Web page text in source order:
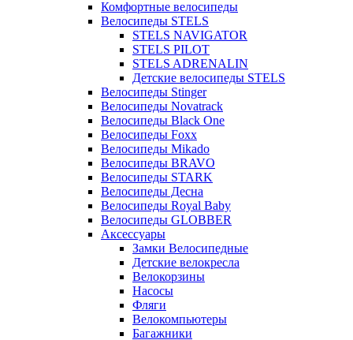
Комфортные велосипеды
Велосипеды STELS
STELS NAVIGATOR
STELS PILOT
STELS ADRENALIN
Детские велосипеды STELS
Велосипеды Stinger
Велосипеды Novatrack
Велосипеды Black One
Велосипеды Foxx
Велосипеды Mikado
Велосипеды BRAVO
Велосипеды STARK
Велосипеды Десна
Велосипеды Royal Baby
Велосипеды GLOBBER
Аксессуары
Замки Велосипедные
Детские велокресла
Велокорзины
Насосы
Фляги
Велокомпьютеры
Багажники